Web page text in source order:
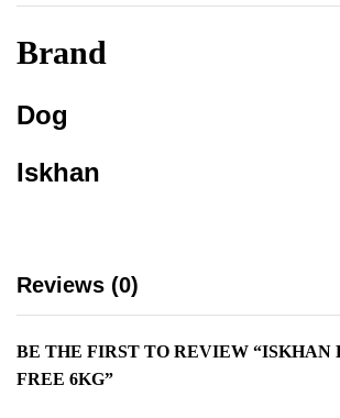
Brand
Dog
Iskhan
Reviews (0)
BE THE FIRST TO REVIEW “ISKHAN
FREE 6KG”